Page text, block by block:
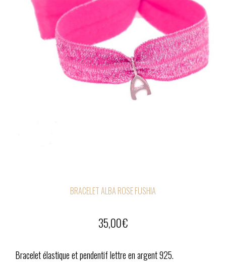
BRACELET ALBA ROSE FUSHIA
35,00€
Bracelet élastique et pendentif lettre en argent 925.